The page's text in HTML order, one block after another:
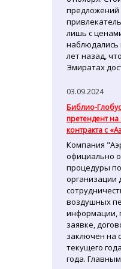
предложений
лишь с
наблюдались
лет назад,
Эмиратах
03.09.2024
Библио-
претендент
контракта с
Компания
официально
процедуры
организации
воздушных
информации,
заявке,
заключен на
текущего
года.